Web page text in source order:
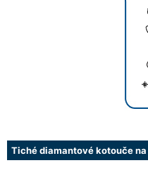
Tiché diamantové kotouče